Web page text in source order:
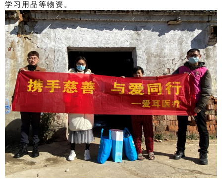
学习用品等物资。